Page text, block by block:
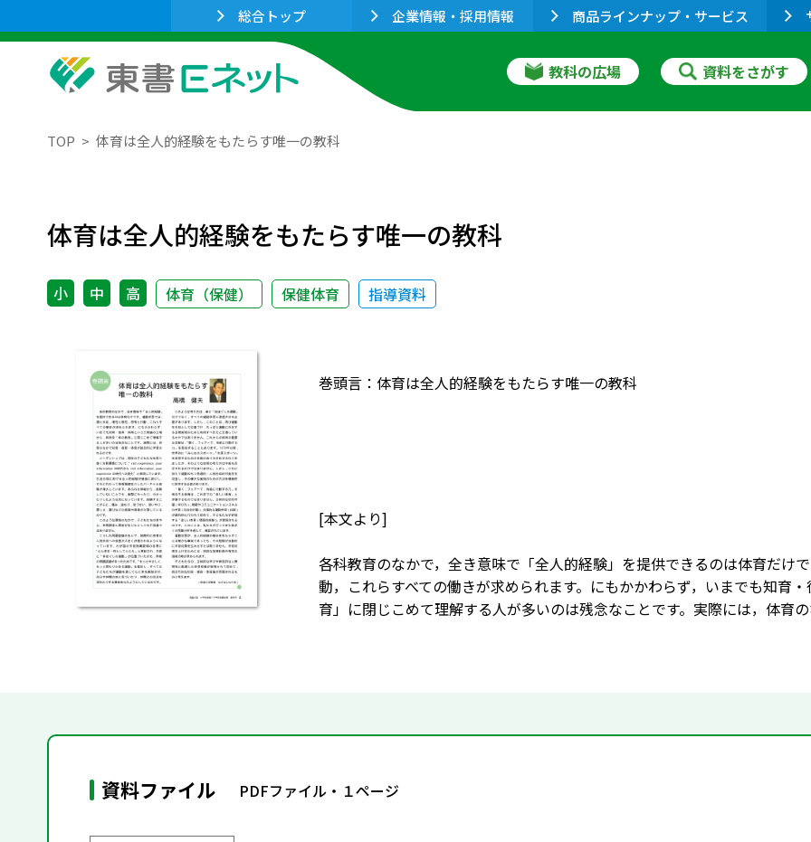
総合トップ 企業情報・採用情報 商品ラインナップ・サービス
教科の広場 資料をさがす
TOP 体育は全人的経験をもたらす唯一の教科
体育は全人的経験をもたらす唯一の教科
小 中 高 体育（保健） 保健体育 指導資料
巻頭言：体育は全人的経験をもたらす唯一の教科
[本文より]
各科教育のなかで，全き意味で「全人的経験」を提供できるのは体育だけ
動，これらすべての働きが求められます。にもかかわらず，いまでも知育
育」に閉じこめて理解する人が多いのは残念なことです。実際には，体育
資料ファイル PDFファイル・１ページ